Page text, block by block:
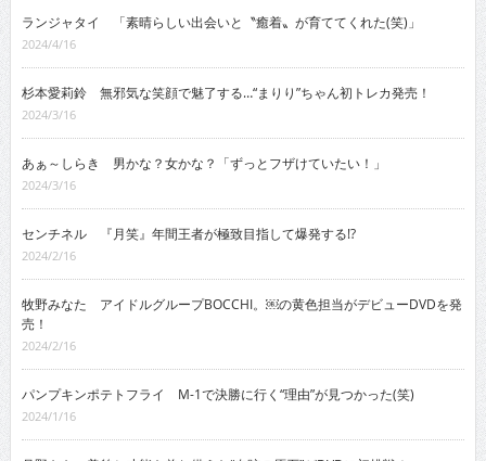
ランジャタイ 「素晴らしい出会いと〝癒着〟が育ててくれた(笑)」
2024/4/16
杉本愛莉鈴 無邪気な笑顔で魅了する…“まりり”ちゃん初トレカ発売！
2024/3/16
あぁ～しらき 男かな？女かな？「ずっとフザけていたい！」
2024/3/16
センチネル 『月笑』年間王者が極致目指して爆発する!?
2024/2/16
牧野みなた アイドルグループBOCCHI。￼の黄色担当がデビューDVDを発
売！
2024/2/16
パンプキンポテトフライ M-1で決勝に行く“理由”が見つかった(笑)
2024/1/16